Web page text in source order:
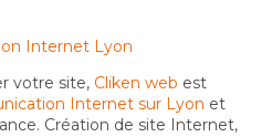
Internet Lyon
votre site, Cliken web est
Internet sur Lyon et
Création de site Internet,